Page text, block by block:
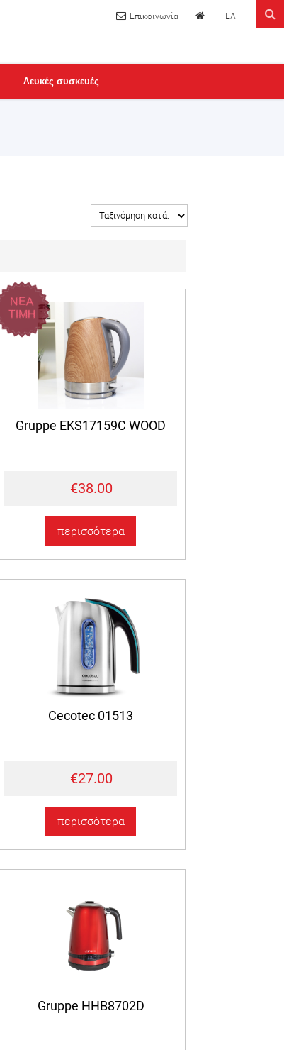
ΕΛ
Λευκές συσκευές
ΝΕΑ
ΤΙΜΗ
Gruppe EKS17159C WOOD
€38.00
περισσότερα
Cecotec 01513
€27.00
περισσότερα
Gruppe HHB8702D